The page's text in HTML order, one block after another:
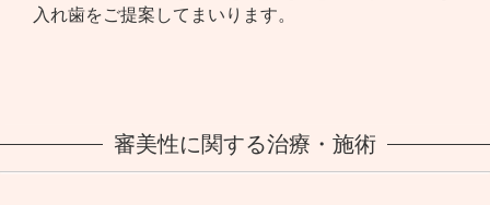
入れ歯をご提案してまいります。
審美性に関する治療・施術